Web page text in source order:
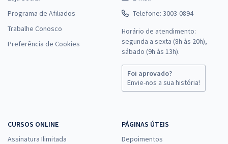
Programa de Afiliados
Trabalhe Conosco
Preferência de Cookies
Telefone: 3003-0894
Horário de atendimento:
segunda a sexta (8h às 20h),
sábado (9h às 13h).
Foi aprovado?
Envie-nos a sua história!
CURSOS ONLINE
Assinatura Ilimitada
PÁGINAS ÚTEIS
Depoimentos